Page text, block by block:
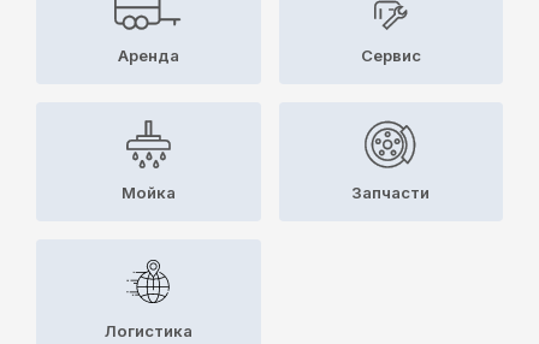
Аренда Cервис
Мойка Запчасти
Логистика